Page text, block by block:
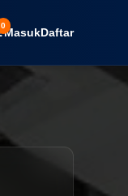
0MasukDaftar